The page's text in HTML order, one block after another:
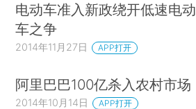
电动车准入新政绕开低速电动
车之争
2014年11月27日 APP打开
阿里巴巴100亿杀入农村市场
2014年10月14日 APP打开